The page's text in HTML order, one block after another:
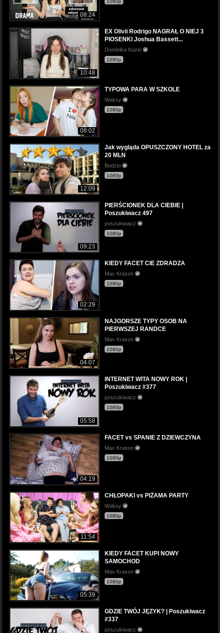
08:24
1080p
10:48
EX Olivii Rodrigo NAGRAŁ O NIEJ 3
PIOSENKI Joshua Bassett...
Dominika Kuzio
1080p
08:02
TYPOWA PARA W SZKOLE
Waksy
1080p
12:09
Jak wygląda OPUSZCZONY HOTEL za
20 MLN
Bodzio
1080p
09:23
PIERŚCIONEK DLA CIEBIE |
Poszukiwacz 497
poszukiwacz
1080p
02:29
KIEDY FACET CIE ZDRADZA
Max Krason
1080p
04:07
NAJGORSZE TYPY OSOB NA
PIERWSZEJ RANDCE
Max Krason
1080p
05:58
INTERNET WITA NOWY ROK |
Poszukiwacz #377
poszukiwacz
1080p
04:19
FACET vs SPANIE Z DZIEWCZYNA
Max Krason
1080p
11:54
CHŁOPAKI vs PIŻAMA PARTY
Waksy
1080p
05:39
KIEDY FACET KUPI NOWY
SAMOCHOD
Max Krason
1080p
GDZIE TWÓJ JĘZYK? | Poszukiwacz
#337
poszukiwacz